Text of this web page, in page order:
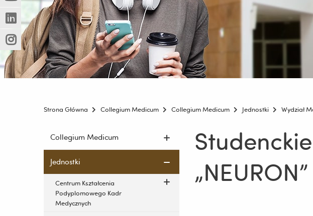
innej
strony)
okno)
do
innej
strony)
(Nowe
okno)
(Link
do
innej
strony)
(Nowe
okno)
(Link
do
innej
strony)
Strona Główna Collegium Medicum Collegium Medicum Jednostki Wydział
Pomiń
i
przejdź
do
treści
Collegium Medicum
Jednostki
Centrum Kształcenia
Podyplomowego Kadr
Medycznych
„NEURON”